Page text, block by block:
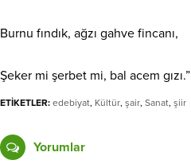
Burnu fındık, ağzı gahve fincanı,
Şeker mi şerbet mi, bal acem gızı.”
ETİKETLER: edebiyat, Kültür, şair, Sanat, şiir
Yorumlar